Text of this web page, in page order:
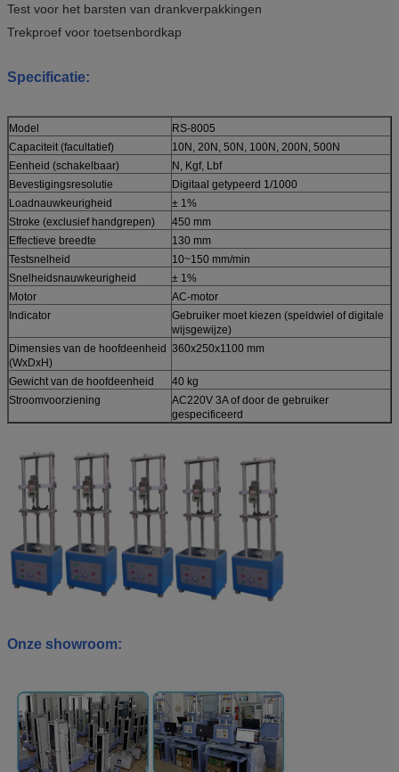
Test voor het barsten van drankverpakkingen
Trekproef voor toetsenbordkap
Specificatie:
Model
RS-8005
Capaciteit (facultatief)
10N, 20N, 50N, 100N, 200N, 500N
Eenheid (schakelbaar)
N, Kgf, Lbf
Bevestigingsresolutie
Digitaal getypeerd 1/1000
Loadnauwkeurigheid
± 1%
Stroke (exclusief handgrepen)
450 mm
Effectieve breedte
130 mm
Testsnelheid
10~150 mm/min
Snelheidsnauwkeurigheid
± 1%
Motor
AC-motor
Indicator
Gebruiker moet kiezen (speldwiel of digitale
wijsgewijze)
Dimensies van de hoofdeenheid
(WxDxH)
360x250x1100 mm
Gewicht van de hoofdeenheid
40 kg
Stroomvoorziening
AC220V 3A of door de gebruiker
gespecificeerd
Onze showroom: